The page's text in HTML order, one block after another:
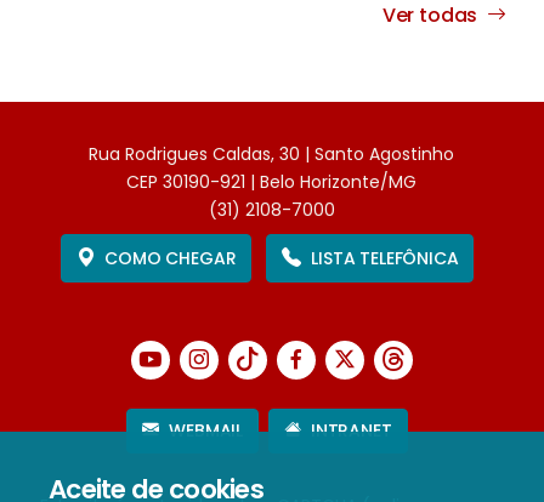
Aceite de cookies
Ver todas
Rua Rodrigues Caldas, 30 | Santo Agostinho
CEP 30190-921 | Belo Horizonte/MG
(31) 2108-7000
COMO CHEGAR
LISTA TELEFÔNICA
WEBMAIL INTRANET